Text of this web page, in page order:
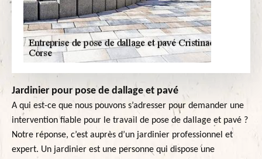
Jardinier pour pose de dallage et pavé
A qui est-ce que nous pouvons s’adresser pour demander une
intervention fiable pour le travail de pose de dallage et pavé ?
Notre réponse, c’est auprès d’un jardinier professionnel et
expert. Un jardinier est une personne qui dispose une